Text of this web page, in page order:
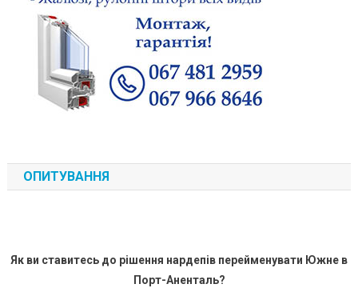
ОПИТУВАННЯ
Як ви ставитесь до рішення нардепів перейменувати Южне в
Порт-Аненталь?